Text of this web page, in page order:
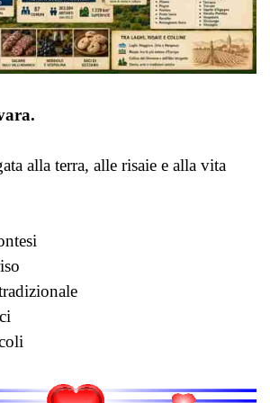
alla terra, alle risaie e alla vita